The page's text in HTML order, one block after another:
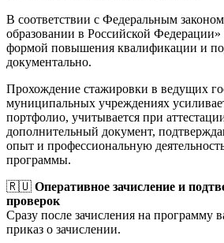
В соответствии с Федеральным
образовании в Российской Федерации»
формой повышения квалификации и
документально.
Прохождение стажировки в ведущих
муниципальных учреждениях
портфолио, учитывается при
дополнительный документ,
опыт и профессиональную
программы.
🇷🇺 Оперативное зачисление и
проверок
Сразу после зачисления на программу
приказ о зачислении.